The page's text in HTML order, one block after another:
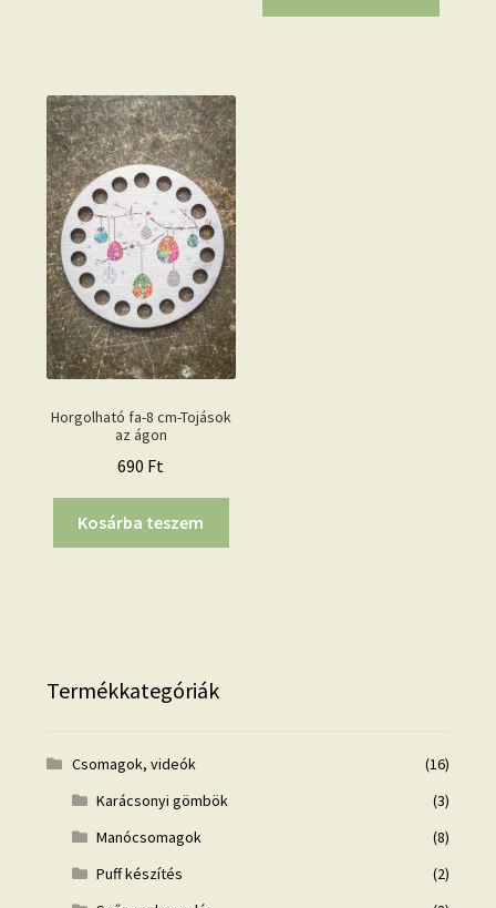
Horgolható fa-8 cm-Tojások
az ágon
690 Ft
Kosárba teszem
Termékkategóriák
Csomagok, videók
(16)
Karácsonyi gömbök
(3)
Manócsomagok
(8)
Puff készítés
(2)